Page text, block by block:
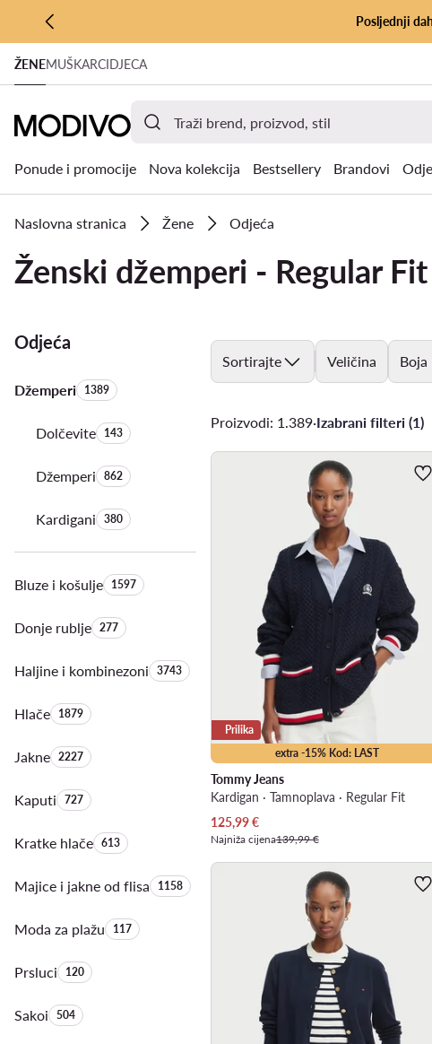
PRIJEĐI NA GLAVNI SADRŽAJ
PRIJEĐI NA PRETRAŽIVANJE
Posljednji
ŽENEMUŠKARCIDJECA
Ponude i promocije Nova kolekcija Bestsellery Brandovi
Naslovna stranica Žene Odjeća
Ženski džemperi - Regular Fit
Odjeća
DžemperiKoličina proizvoda:
1389
DolčeviteKoličina proizvoda:
143
DžemperiKoličina proizvoda:
862
KardiganiKoličina proizvoda:
380
Bluze i košuljeKoličina proizvoda:
1597
Donje rubljeKoličina proizvoda:
277
Haljine i kombinezoniKoličina proizvoda:
3743
HlačeKoličina proizvoda:
1879
JakneKoličina proizvoda:
2227
KaputiKoličina proizvoda:
727
Kratke hlačeKoličina proizvoda:
613
Majice i jakne od flisaKoličina proizvoda:
1158
Moda za plažuKoličina proizvoda:
117
PrsluciKoličina proizvoda:
120
SakoiKoličina proizvoda:
504
Sortirajte Veličina Boja
Proizvodi: 1.389·Izabrani filteri (1)
extra -15% Kod: LAST
Prilika
Tommy Jeans
Kardigan · Tamnoplava · Regular Fit
Trenutna cijena
125,99€
Najniža cijena139,99 €